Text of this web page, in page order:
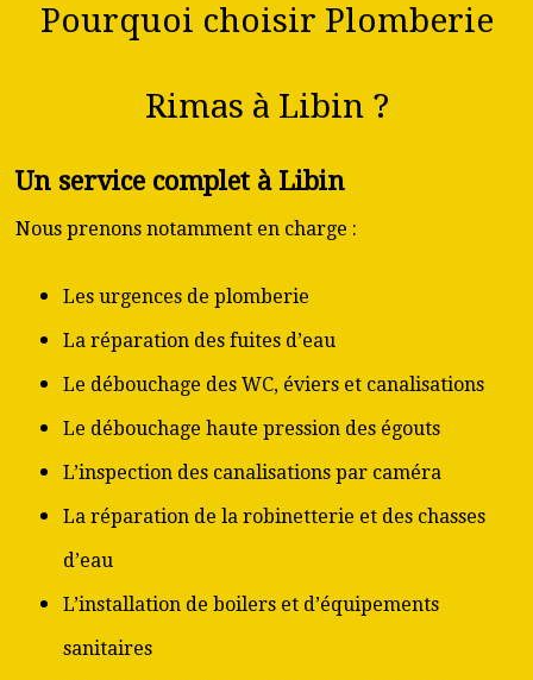
Pourquoi choisir Plomberie
Rimas à Libin ?
Un service complet à Libin
Nous prenons notamment en charge :
Les urgences de plomberie
La réparation des fuites d’eau
Le débouchage des WC, éviers et canalisations
Le débouchage haute pression des égouts
L’inspection des canalisations par caméra
La réparation de la robinetterie et des chasses
d’eau
L’installation de boilers et d’équipements
sanitaires